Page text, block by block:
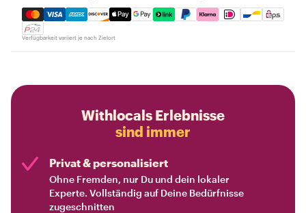
Mastercard, Visa, Amex, Discover, Apple Pay, Google
Verfügbarkeit variiert je nach Zielort
Withlocals Erlebnisse
sind immer
Privat & personalisiert
Ohne Fremden, nur Du und dein lokaler
Experte. Vollständig auf Deine Bedürfnisse
zugeschnitten